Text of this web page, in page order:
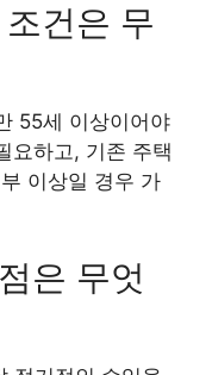
건은 무
55세 이상이어야
요하고, 기존 주택
이상일 경우 가
은 무엇